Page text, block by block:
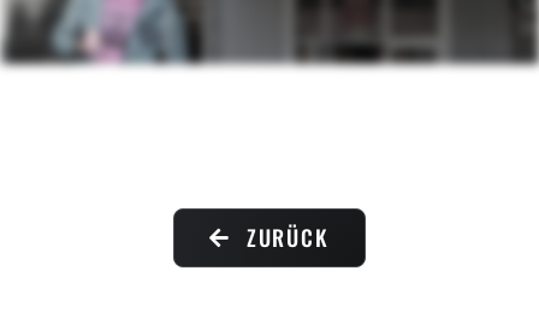
Contact me
ZURÜCK